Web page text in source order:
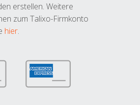
erstellen. Weitere
zum Talixo-Firmkonto
hier.